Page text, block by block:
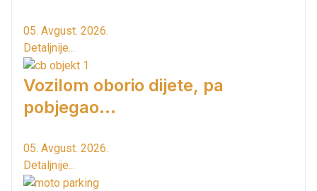
05. Avgust. 2026.
Detaljnije...
Vozilom oborio dijete, pa
pobjegao...
05. Avgust. 2026.
Detaljnije...